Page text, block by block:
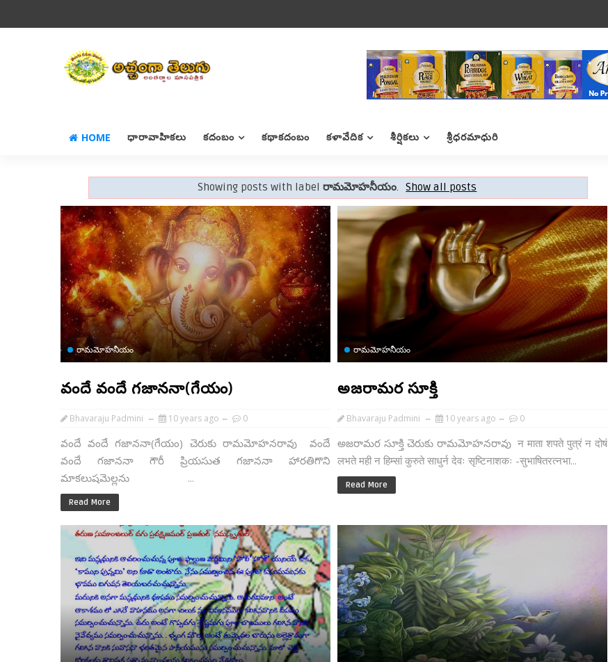
HOME ధారావాహికలు కదంబం కథాకదంబం కళావేదిక శీర్షికలు శ్రీధరమాధురి
Showing posts with labelరామమోహనీయం. Show all posts
రామమోహనీయం
వందే వందే గజాననా(గేయం)
Bhavaraju Padmini 10 years ago 0
వందే వందే గజాననా(గేయం) చెరుకు రామమోహనరావు వందే
వందే గజాననా గౌరీ ప్రియసుత గజాననా హారతిగొని
మాకలుషమెల్లను ...
Read More
రామమోహనీయం
అజరామర సూక్తి
Bhavaraju Padmini 10 years ago 0
అజరామర సూక్తి చెరుకు రామమోహనరావు न माता शपते पुत्रं न दोषं
लभते मही न हिम्सां कुरुते साधुर्न देवः सृष्टिनाशकः -सुभाषितरत्नभा...
Read More